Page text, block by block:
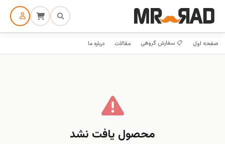
صفحه اول 📋 سفارش گروهی مقالات درباره ما
محصول یافت نشد